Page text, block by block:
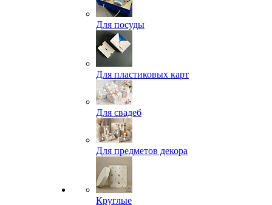
Для посуды
Для пластиковых карт
Для свадеб
Для предметов декора
Круглые